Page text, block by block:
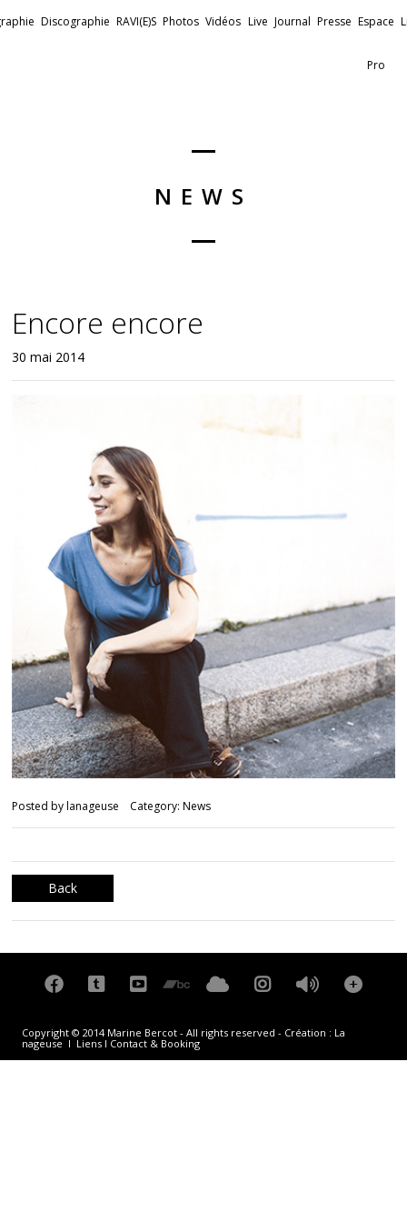
Discographie RAVI(E)S Photos Vidéos Live Journal Presse Espace
Pro
NEWS
Encore encore
30 mai 2014
Posted bylanageuse Category: News
Back
Copyright © 2014 Marine Bercot - All rights reserved - Création : La
nageuse I Liens I Contact & Booking